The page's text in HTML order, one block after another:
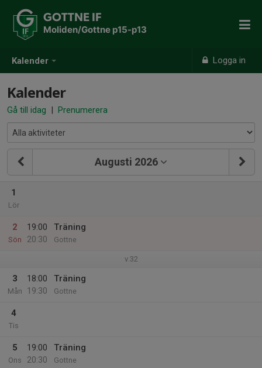
Kalender Logga in
GOTTNE IF
Moliden/Gottne p15-p13
Kalender
Gå till idag | Prenumerera
Augusti 2026
1
Lör
2
Sön
19:00
20:30
Träning
Gottne
v.32
3
Mån
18:00
19:30
Träning
Gottne
4
Tis
5
Ons
19:00
20:30
Träning
Gottne